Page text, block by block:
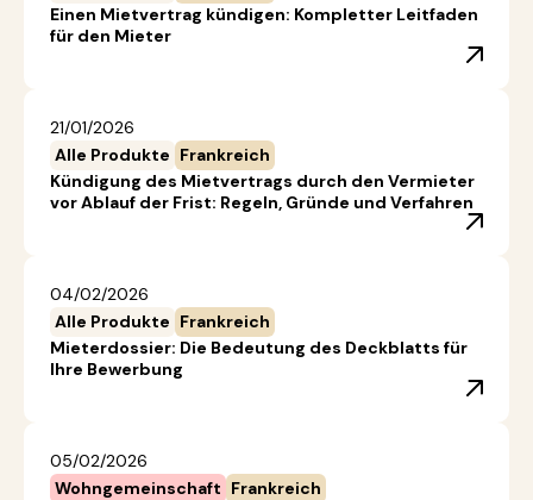
Einen Mietvertrag kündigen: Kompletter Leitfaden
für den Mieter
21/01/2026
Alle Produkte Frankreich
Kündigung des Mietvertrags durch den Vermieter
vor Ablauf der Frist: Regeln, Gründe und Verfahren
04/02/2026
Alle Produkte Frankreich
Mieterdossier: Die Bedeutung des Deckblatts für
Ihre Bewerbung
05/02/2026
Wohngemeinschaft Frankreich